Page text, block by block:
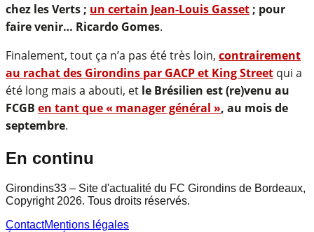
chez les Verts ; un certain Jean-Louis Gasset ; pour
faire venir… Ricardo Gomes.
Finalement, tout ça n’a pas été très loin, contrairement
au rachat des Girondins par GACP et King Street qui a
été long mais a abouti, et le Brésilien est (re)venu au
FCGB en tant que « manager général », au mois de
septembre.
En continu
Girondins33 – Site d'actualité du FC Girondins de Bordeaux,
Copyright 2026. Tous droits réservés.
ContactMentions légales